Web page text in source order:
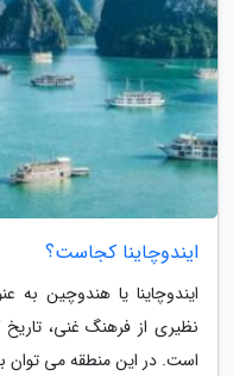
ایندوچاینا کجاست؟
ایندوچاینا یا هندوچین
نظیری از فرهنگ غنی،
است. در این منطقه می توان